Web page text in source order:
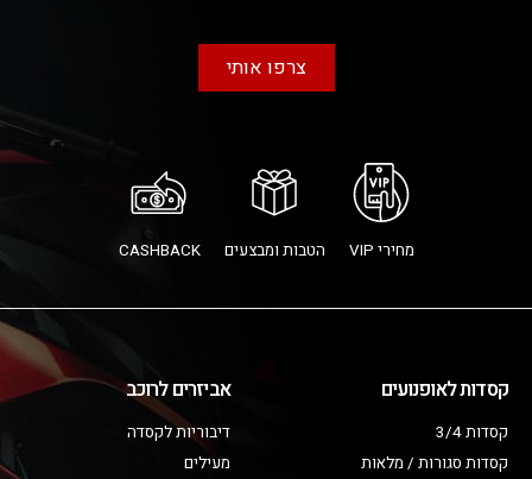
צרפו אותי
מחירי VIP הטבות ומבצעים CASHBACK
קסדות לאופנועים
קסדות 3/4
קסדות סגורות / מלאות
אביזרים לרוכב
דיבוריות לקסדה
מעילים